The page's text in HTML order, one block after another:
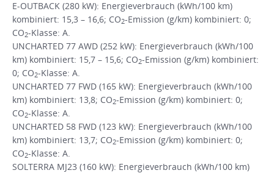
E-OUTBACK (280 kW): Energieverbrauch (kWh/100 km)
kombiniert: 15,3 – 16,6; CO2-Emission (g/km) kombiniert: 0;
CO2-Klasse: A.
UNCHARTED 77 AWD (252 kW): Energieverbrauch (kWh/100
km) kombiniert: 15,7 – 15,6; CO2-Emission (g/km) kombiniert:
0; CO2-Klasse: A.
UNCHARTED 77 FWD (165 kW): Energieverbrauch (kWh/100
km) kombiniert: 13,8; CO2-Emission (g/km) kombiniert: 0;
CO2-Klasse: A.
UNCHARTED 58 FWD (123 kW): Energieverbrauch (kWh/100
km) kombiniert: 13,7; CO2-Emission (g/km) kombiniert: 0;
CO2-Klasse: A.
SOLTERRA MJ23 (160 kW): Energieverbrauch (kWh/100 km)